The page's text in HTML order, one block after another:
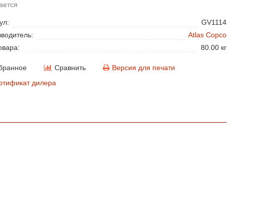
GV1114
Atlas Copco
80.00 кг
Сравнить
Версия для печати
дилера